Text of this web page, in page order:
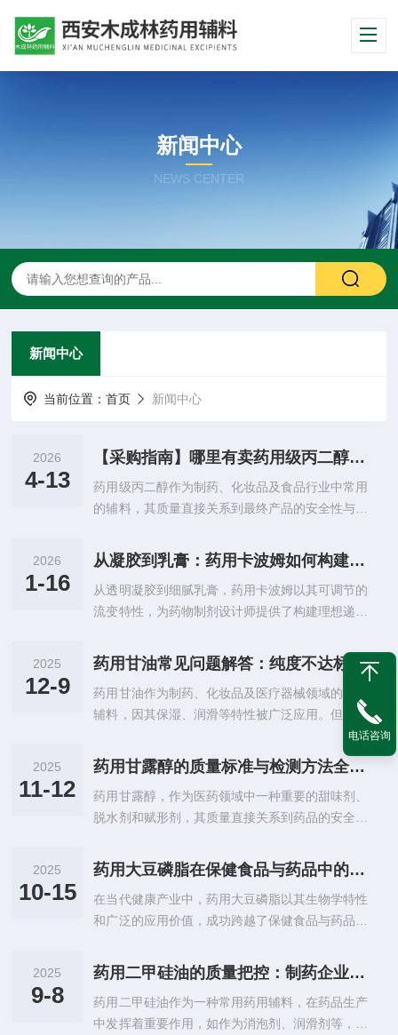
新闻中心
NEWS CENTER
新闻中心
当前位置：首页 新闻中心
2026
4-13
【采购指南】哪里有卖药用级丙二醇？正规渠道与资质查验方法
药用级丙二醇作为制药、化妆品及食品行业中常用
的辅料，其质量直接关系到最终产品的安全性与稳
文将为您介绍如何通过正规渠道采购药用级丙二
醇，并以西安木成林药用辅料有限公司为例，详细
说明资质查验方法及产品特点。一、为什么选择药
用级丙二醇？根据《中国药典》标准，药用级丙二
水、乙醇任意混溶。其含量不得少于98.5%，相对
密度在25℃时为1.035～1.037，折光率为1.431～
1.433。该产品广...
2026
1-16
从凝胶到乳膏：药用卡波姆如何构建理想的流变体系？
从透明凝胶到细腻乳膏，药用卡波姆以其可调节的
流变特性，为药物制剂设计师提供了构建理想递送
择和辅料搭配，卡波姆能够创造出满足特定治疗需
求、稳定且使用舒适的药物载体，持续推动着局部
给药制剂的发展与创新。卡波姆的流变学特性药用
卡波姆是交联的聚丙烯酸聚合物，其分子链上含有
大量羧酸基团。当这些基团在碱性条件下离子化
时，分子链因静电排斥而伸展，形成三维网络结
的结构使卡波姆能够：1.提供可控的粘度范围：...
2025
12-9
药用甘油常见问题解答：纯度不达标、结块怎么办？
药用甘油作为制药、化妆品及医疗器械领域的重要
辅料，因其保湿、润滑等特性被广泛应用。但在实
际使用或储存中，常遇到“纯度不达标”“结块”等问
题，不仅影响产品质量，还可能引发安全隐患。本
文针对这两类问题逐一解析原因及解决方案，助力
使用者科学应对。一、纯度不达标：警惕来源与储
存风险​药用甘油的纯度通常以“化学纯（C
《中国药典》或相关国际标准（如含量≥99.
一，原料或生产工艺缺陷。部分非正规厂家...
2025
11-12
药用甘露醇的质量标准与检测方法全解读
药用甘露醇，作为医药领域中一种重要的甜味剂、
脱水剂和赋形剂，其质量直接关系到药品的安全性
方法进行深入解读，对于保障药品质量具有重要意
义。一、质量标准药用甘露醇的质量标准主要包括
以下几个方面：1.性状：应为白色结晶性粉末，无
臭，味甜。2.鉴别：通过化学反应或光谱分析等方
醇溶液应呈中性或微碱性。•溶液的澄清度与颜
盐、钙盐等杂质：这些杂质的含量应控制...
2025
10-15
药用大豆磷脂在保健食品与药品中的双重角色
在当代健康产业中，药用大豆磷脂以其生物学特性
和广泛的应用价值，成功跨越了保健食品与药品的
天然物质之一。这种双重身份不仅体现其功能多样
性，更折射出现代健康理念从治疗向预防的深刻转
变。药用大豆磷脂是从大豆中精炼提取的磷脂类复
合物，主要活性成分为磷脂酰胆碱。作为生命的基
2025
9-8
药用二甲硅油的质量把控：制药企业的选择标准
药用二甲硅油作为一种常用药用辅料，在药品生产
中发挥着重要作用，如作为消泡剂、润滑剂等，其
电话咨询